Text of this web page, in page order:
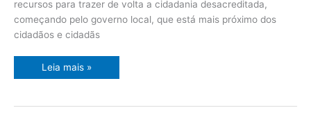
recursos para trazer de volta a cidadania desacreditada,
começando pelo governo local, que está mais próximo dos
cidadãos e cidadãs
Leia mais »